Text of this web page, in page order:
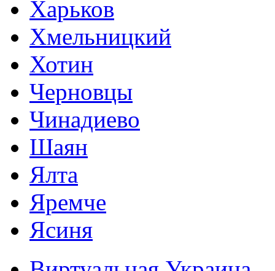
Харьков
Хмельницкий
Хотин
Черновцы
Чинадиево
Шаян
Ялта
Яремче
Ясиня